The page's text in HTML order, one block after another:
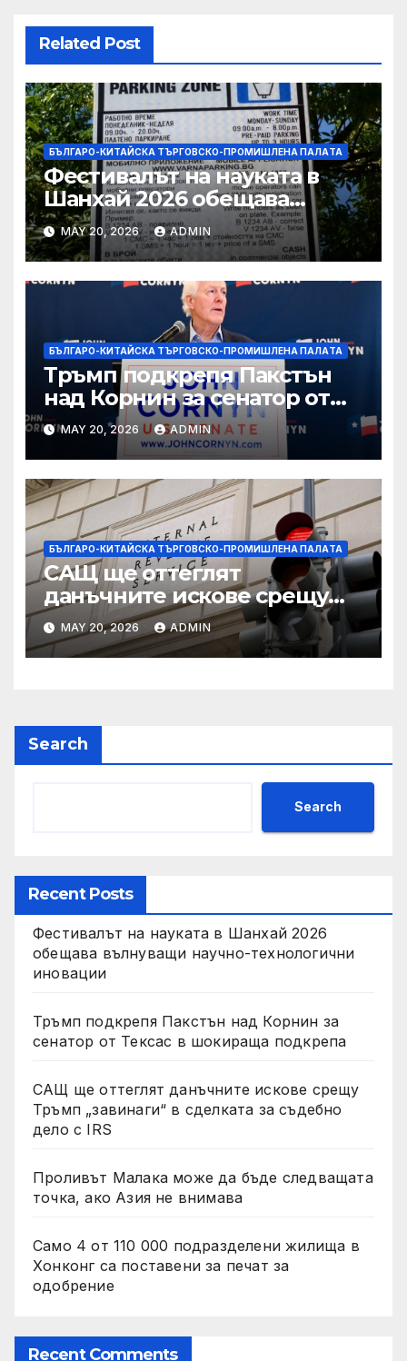
Related Post
БЪЛГАРО-КИТАЙСКА ТЪРГОВСКО-ПРОМИШЛЕНА ПАЛAТА
Фестивалът на науката в
Шанхай 2026 обещава
вълнуващи научно-
технологични иновации
MAY 20, 2026 ADMIN
БЪЛГАРО-КИТАЙСКА ТЪРГОВСКО-ПРОМИШЛЕНА ПАЛAТА
Тръмп подкрепя Пакстън
над Корнин за сенатор от
Тексас в шокираща
подкрепа
MAY 20, 2026 ADMIN
БЪЛГАРО-КИТАЙСКА ТЪРГОВСКО-ПРОМИШЛЕНА ПАЛAТА
САЩ ще оттеглят
данъчните искове срещу
Тръмп „завинаги“ в
сделката за съдебно дело с
IRS
MAY 20, 2026 ADMIN
Search
Search
Recent Posts
Фестивалът на науката в Шанхай 2026
обещава вълнуващи научно-технологични
иновации
Тръмп подкрепя Пакстън над Корнин за
сенатор от Тексас в шокираща подкрепа
САЩ ще оттеглят данъчните искове срещу
Тръмп „завинаги“ в сделката за съдебно
дело с IRS
Проливът Малака може да бъде следващата
точка, ако Азия не внимава
Само 4 от 110 000 подразделени жилища в
Хонконг са поставени за печат за
одобрение
Recent Comments